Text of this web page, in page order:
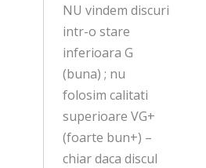
NU vindem discuri
intr-o stare
inferioara G
(buna) ; nu
folosim calitati
superioare VG+
(foarte bun+) –
chiar daca discul